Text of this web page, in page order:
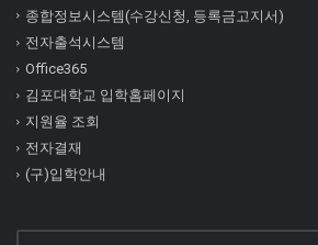
종합정보시스템(수강신청, 등록금고지서)
전자출석시스템
Office365
김포대학교 입학홈페이지
지원율 조회
전자결재
(구)입학안내